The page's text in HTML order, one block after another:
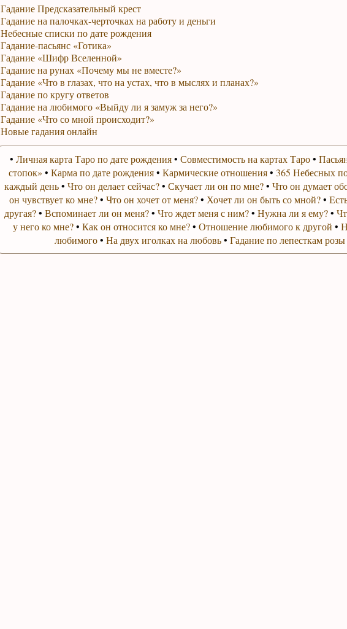
Гадание Предсказательный крест
Гадание на палочках-черточках на работу и деньги
Небесные списки по дате рождения
Гадание-пасьянс «Готика»
Гадание «Шифр Вселенной»
Гадание на рунах «Почему мы не вместе?»
Гадание «Что в глазах, что на устах, что в мыслях и планах?»
Гадание по кругу ответов
Гадание на любимого «Выйду ли я замуж за него?»
Гадание «Что со мной происходит?»
Новые гадания онлайн
• Личная карта Таро по дате рождения• Совместимость на картах Таро•
стопок» • Карма по дате рождения• Кармические отношения• 365 Небесных
каждый день• Что он делает сейчас?• Скучает ли он по мне?• Что он думает
он чувствует ко мне?• Что он хочет от меня?• Хочет ли он быть со мной?•
другая?• Вспоминает ли он меня?• Что ждет меня с ним?• Нужна ли я ему?•
у него ко мне?• Как он относится ко мне?• Отношение любимого к другой •
любимого• На двух иголках на любовь• Гадание по лепесткам розы